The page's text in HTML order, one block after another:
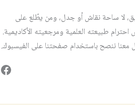
لا ساحة نقاش أو جدل، ومن يطّلع على
طبيعته العلمية ومرجعيته الأكاديمية.
ننصح باستخدام صفحتنا على الفيسبوك.